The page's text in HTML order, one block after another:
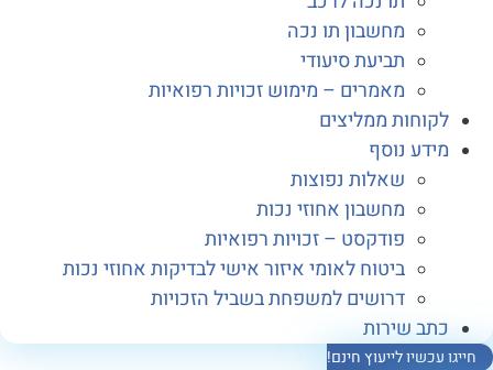
מחשבון תו נכה
תביעת סיעודי
מאמרים – מימוש זכויות רפואיות
ממליצים
נוסף
שאלות נפוצות
מחשבון אחוזי נכות
פודקסט – זכויות רפואיות
ביטוח לאומי איזור אישי לבדיקות אחוזי נכות
דרושים למשפחת בשביל הזכויות
שירות
לייעוץ חינם!